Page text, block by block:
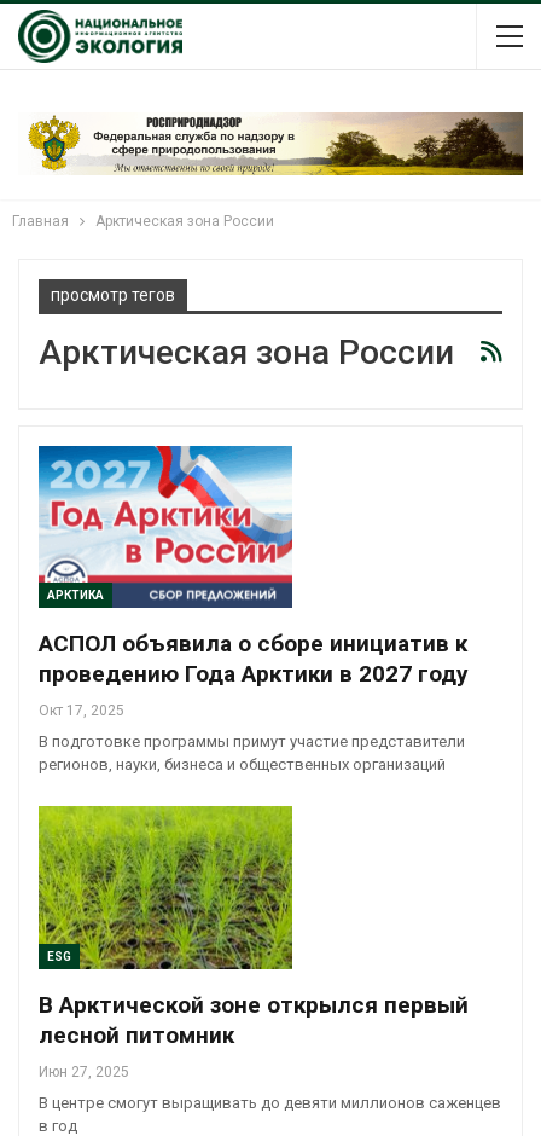
Главная Арктическая зона России
просмотр тегов
Арктическая зона России
АРКТИКА
АСПОЛ объявила о сборе инициатив к
проведению Года Арктики в 2027 году
Окт 17, 2025
В подготовке программы примут участие представители
регионов, науки, бизнеса и общественных организаций
ESG
В Арктической зоне открылся первый
лесной питомник
Июн 27, 2025
В центре смогут выращивать до девяти миллионов саженцев
в год